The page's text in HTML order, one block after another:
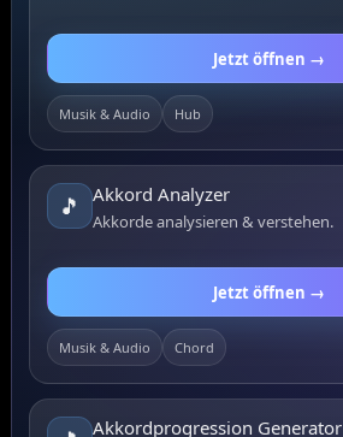
Jetzt öffnen →
Musik & Audio Hub
🎵 Akkord Analyzer
Akkorde analysieren & verstehen.
Jetzt öffnen →
Musik & Audio Chord
Akkordprogression Generator